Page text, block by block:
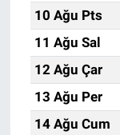
10 Ağu Pts
11 Ağu Sal
12 Ağu Çar
13 Ağu Per
14 Ağu Cum